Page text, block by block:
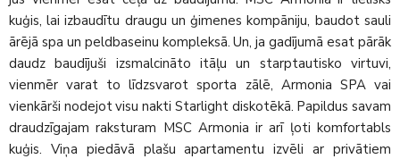
kuģis, lai izbaudītu draugu un ģimenes kompāniju, baudot sauli
ārējā spa un peldbaseinu kompleksā. Un, ja gadījumā esat pārāk
daudz baudījuši izsmalcināto itāļu un starptautisko virtuvi,
vienmēr varat to līdzsvarot sporta zālē, Armonia SPA vai
vienkārši nodejot visu nakti Starlight diskotēkā. Papildus savam
draudzīgajam raksturam MSC Armonia ir arī ļoti komfortabls
kuģis. Viņa piedāvā plašu apartamentu izvēli ar privātiem